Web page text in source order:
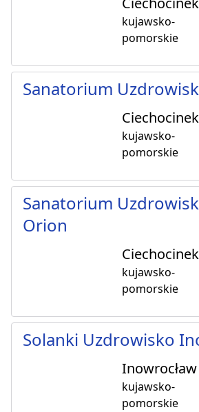
kujawsko-
pomorskie
Sanatorium
Ciechocinek
kujawsko-
pomorskie
Sanatorium
Orion
Ciechocinek
kujawsko-
pomorskie
Solanki Uzdrowisko
Inowrocław
kujawsko-
pomorskie